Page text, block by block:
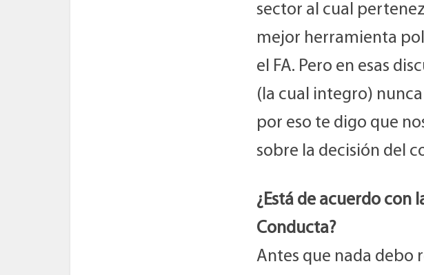
sector al cual
mejor herramienta
el FA. Pero en esas
(la cual integro)
por eso te digo que
sobre la decisión del
¿Está de acuerdo con
Conducta?
Antes que nada debo